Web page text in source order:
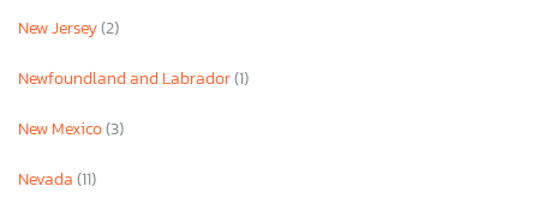
New Jersey(2)
Newfoundland and Labrador(1)
New Mexico(3)
Nevada(11)